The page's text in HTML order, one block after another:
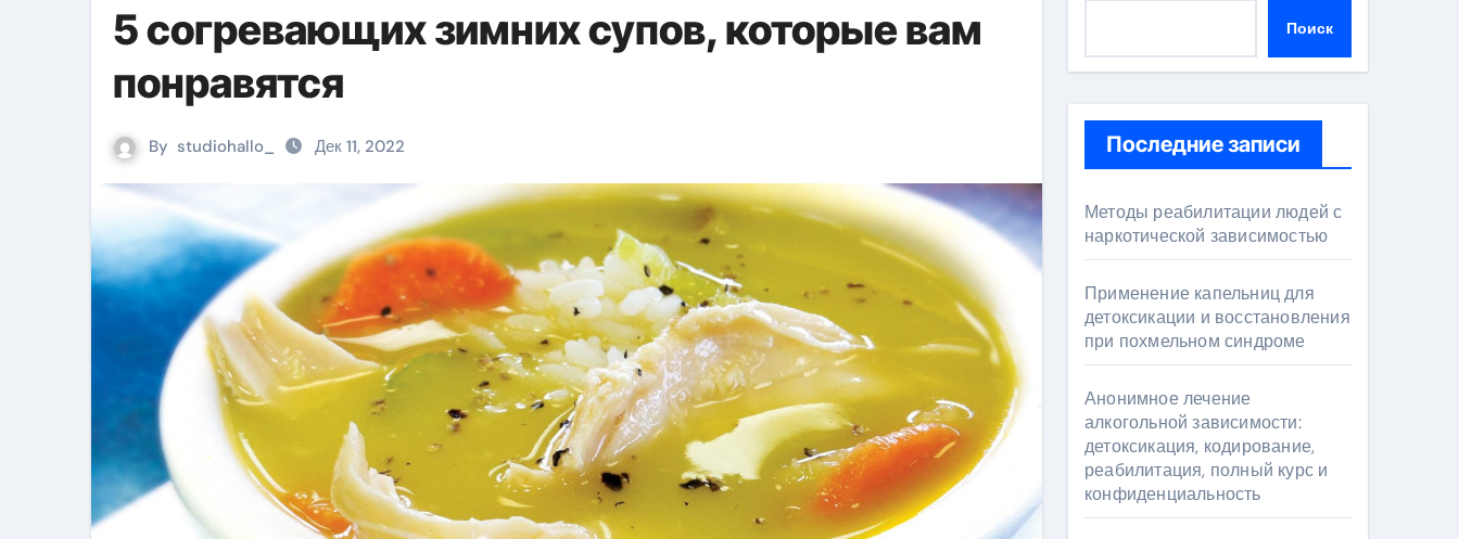
5 согревающих зимних супов, которые вам
понравятся
By studiohallo_ Дек 11, 2022
Поиск
Последние записи
Методы реабилитации людей с
наркотической зависимостью
Применение капельниц для
детоксикации и восстановления
при похмельном синдроме
Анонимное лечение
алкогольной зависимости:
детоксикация, кодирование,
реабилитация, полный курс и
конфиденциальность